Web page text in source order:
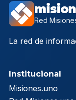
Red
La red de
Institucional
Misiones.uno